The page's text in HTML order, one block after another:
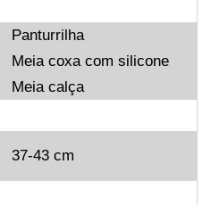
Panturrilha
Meia coxa com silicone
Meia calça
37-43 cm